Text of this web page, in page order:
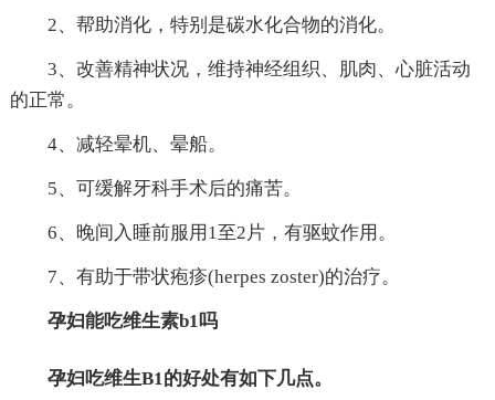
2、帮助消化，特别是碳水化合物的消化。
3、改善精神状况，维持神经组织、肌肉、心脏活动
的正常。
4、减轻晕机、晕船。
5、可缓解牙科手术后的痛苦。
6、晚间入睡前服用1至2片，有驱蚊作用。
7、有助于带状疱疹(herpes zoster)的治疗。
孕妇能吃维生素b1吗
孕妇吃维生B1的好处有如下几点。